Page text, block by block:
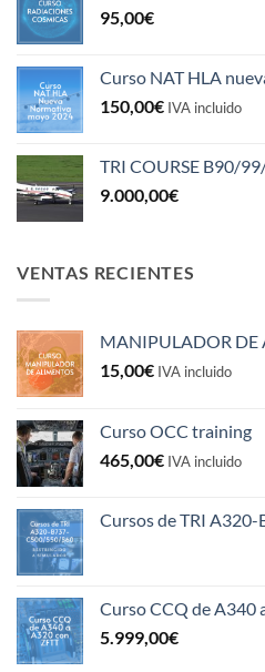
95,00€
Curso NAT HLA
150,00€ IVA incluido
TRI COURSE B90/
9.000,00€
VENTAS RECIENTES
MANIPULADOR DE
15,00€ IVA incluido
Curso OCC training
465,00€ IVA incluido
Cursos de TRI
Curso CCQ de A340
5.999,00€